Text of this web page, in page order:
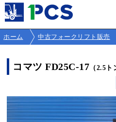
ホーム 中古フォークリフト販売
コマツ FD25C-17 （2.5